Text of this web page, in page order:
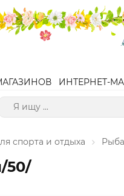
ИНТЕРНЕТ-
спорта и отдыха
50/